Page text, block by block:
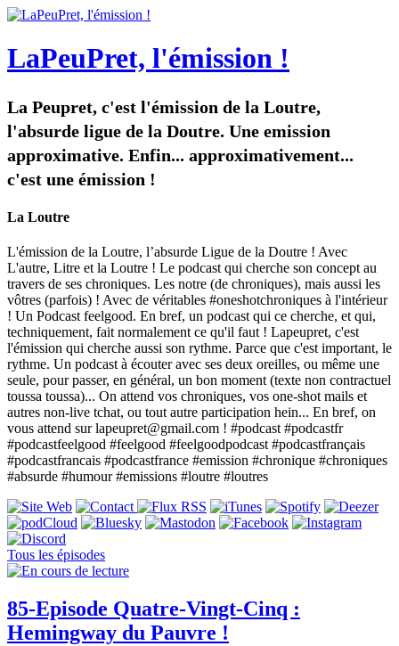
LaPeuPret, l'émission !
La Peupret, c'est l'émission de la Loutre,
l'absurde ligue de la Doutre. Une emission
approximative. Enfin... approximativement...
c'est une émission !
La Loutre
L'émission de la Loutre, l’absurde Ligue de la Doutre ! Avec
L'autre, Litre et la Loutre ! Le podcast qui cherche son concept au
travers de ses chroniques. Les notre (de chroniques), mais aussi les
vôtres (parfois) ! Avec de véritables #oneshotchroniques à l'intérieur
! Un Podcast feelgood. En bref, un podcast qui ce cherche, et qui,
techniquement, fait normalement ce qu'il faut ! Lapeupret, c'est
l'émission qui cherche aussi son rythme. Parce que c'est important, le
rythme. Un podcast à écouter avec ses deux oreilles, ou même une
seule, pour passer, en général, un bon moment (texte non contractuel
toussa toussa)... On attend vos chroniques, vos one-shot mails et
autres non-live tchat, ou tout autre participation hein... En bref, on
vous attend sur lapeupret@gmail.com ! #podcast #podcastfr
#podcastfeelgood #feelgood #feelgoodpodcast #podcastfrançais
#podcastfrancais #podcastfrance #emission #chronique #chroniques
#absurde #humour #emissions #loutre #loutres
Tous les épisodes
85-Episode Quatre-Vingt-Cinq :
Hemingway du Pauvre !